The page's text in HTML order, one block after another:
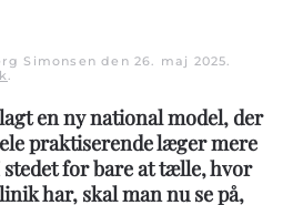
Simonsen den 26. maj 2025.
.
en ny national model, der
praktiserende læger mere
for bare at tælle, hvor
har, skal man nu se på,